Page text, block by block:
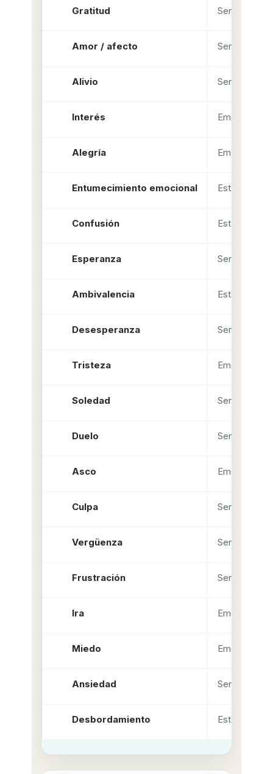
Gratitud Sentimiento
Amor / afecto Sentimiento
Alivio Sentimiento
Interés Emoción
Alegría Emoción
Entumecimiento emocional Estado mixto
Confusión Estado mixto
Esperanza Sentimiento
Ambivalencia Estado mixto
Desesperanza Sentimiento
Tristeza Emoción
Soledad Sentimiento
Duelo Sentimiento
Asco Emoción
Culpa Sentimiento
Vergüenza Sentimiento
Frustración Sentimiento
Ira Emoción
Miedo Emoción
Ansiedad Sentimiento
Desbordamiento Estado mixto